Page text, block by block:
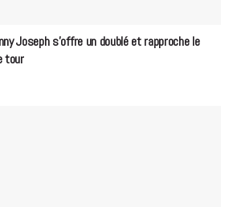
Joseph s’offre un doublé et rapproche le
tour